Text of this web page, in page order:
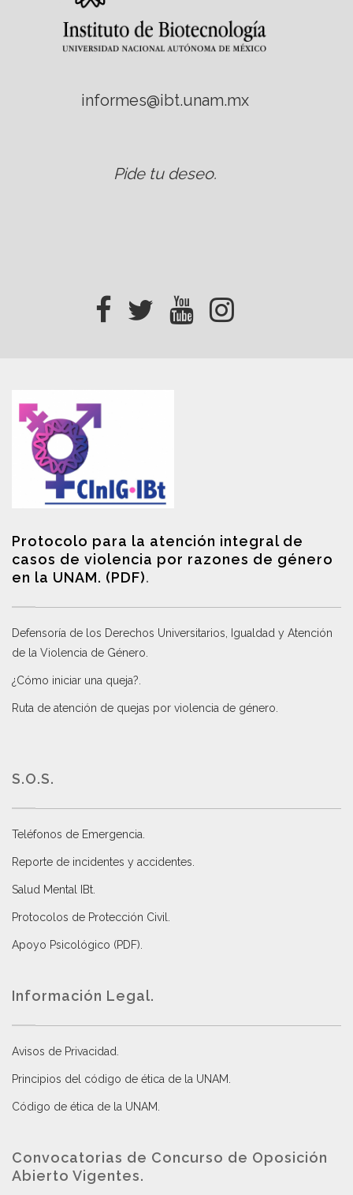
informes@ibt.unam.mx
Pide tu deseo.
Protocolo para la atención integral de
casos de violencia por razones de género
en la UNAM. (PDF).
Defensoría de los Derechos Universitarios, Igualdad y Atención
de la Violencia de Género
¿Cómo iniciar una queja?
Ruta de atención de quejas por violencia de género
S.O.S.
Teléfonos de Emergencia.
Reporte de incidentes y accidentes
Salud Mental IBt
Protocolos de Protección Civil
Apoyo Psicológico (PDF)
Información Legal.
Avisos de Privacidad
Principios del código de ética de la UNAM
Código de ética de la UNAM
Convocatorias de Concurso de Oposición
Abierto Vigentes.